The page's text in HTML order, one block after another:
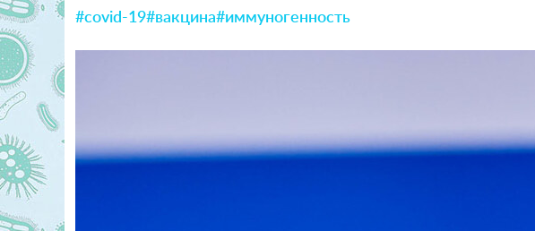
#covid-19#вакцина#иммуногенность